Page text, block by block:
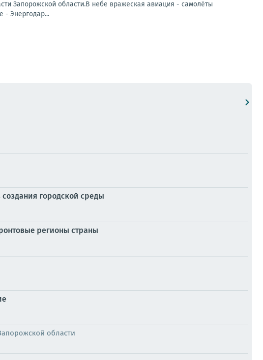
Запорожской области.В небе вражеская авиация - самолёты
- Энергодар...
городской среды
регионы страны
области